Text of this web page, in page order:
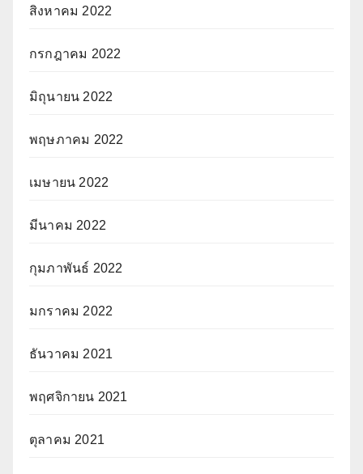
สิงหาคม 2022
กรกฎาคม 2022
มิถุนายน 2022
พฤษภาคม 2022
เมษายน 2022
มีนาคม 2022
กุมภาพันธ์ 2022
มกราคม 2022
ธันวาคม 2021
พฤศจิกายน 2021
ตุลาคม 2021